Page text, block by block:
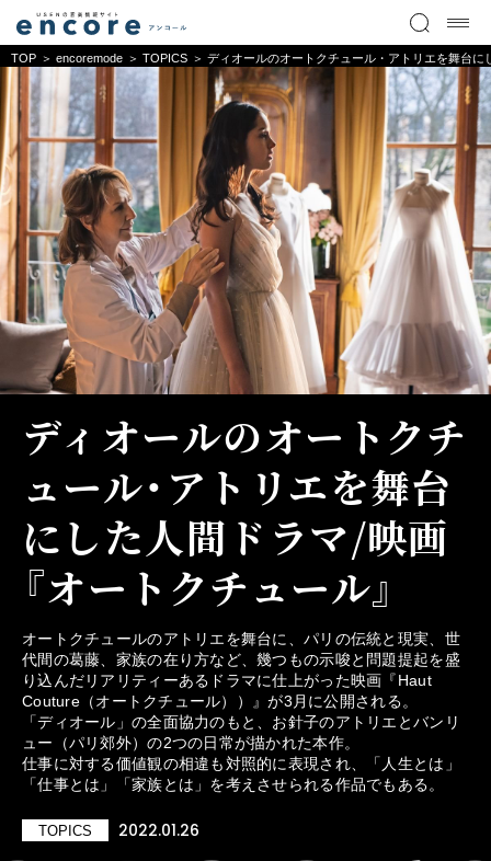
TOP encoremode TOPICS ディオールのオートクチュール・アトリエを舞台
ディオールのオートクチ
ュール・アトリエを舞台
にした人間ドラマ/映画
『オートクチュール』
オートクチュールのアトリエを舞台に、パリの伝統と現実、世
代間の葛藤、家族の在り方など、幾つもの示唆と問題提起を盛
り込んだリアリティーあるドラマに仕上がった映画『Haut
Couture（オートクチュール））』が3月に公開される。
「ディオール」の全面協力のもと、お針子のアトリエとバンリ
ュー（パリ郊外）の2つの日常が描かれた本作。
仕事に対する価値観の相違も対照的に表現され、「人生とは」
「仕事とは」「家族とは」を考えさせられる作品でもある。
TOPICS 2022.01.26